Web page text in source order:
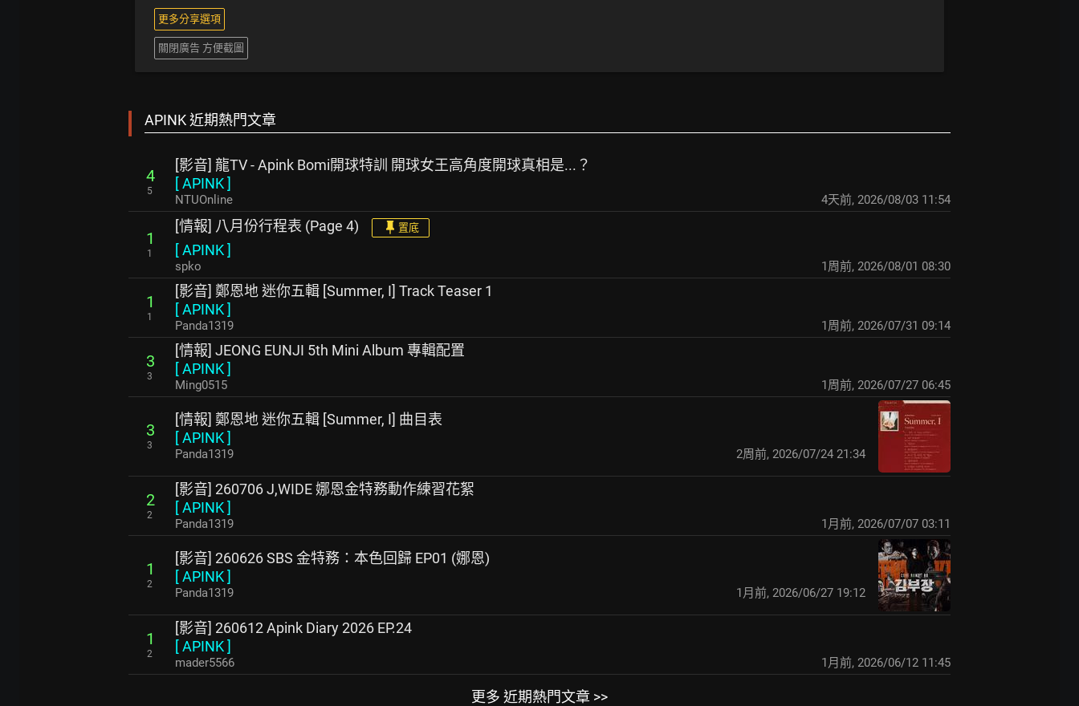
更多分享選項
關閉廣告 方便截圖
APINK 近期熱門文章
4
5
[影音] 龍TV - Apink Bomi開球特訓 開球女王高角度開球真相是...？
[APINK]
NTUOnline 4天前, 2026/08/03 11:54
1
1
[情報] 八月份行程表 (Page 4) 置底
[APINK]
spko 1周前, 2026/08/01 08:30
1
1
[影音] 鄭恩地 迷你五輯 [Summer, I] Track Teaser 1
[APINK]
Panda1319 1周前, 2026/07/31 09:14
3
3
[情報] JEONG EUNJI 5th Mini Album 專輯配置
[APINK]
Ming0515 1周前, 2026/07/27 06:45
3
3
[情報] 鄭恩地 迷你五輯 [Summer, I] 曲目表
[APINK]
Panda1319 2周前, 2026/07/24 21:34
2
2
[影音] 260706 J,WIDE 娜恩金特務動作練習花絮
[APINK]
Panda1319 1月前, 2026/07/07 03:11
1
2
[影音] 260626 SBS 金特務：本色回歸 EP01 (娜恩)
[APINK]
Panda1319 1月前, 2026/06/27 19:12
1
2
[影音] 260612 Apink Diary 2026 EP.24
[APINK]
mader5566 1月前, 2026/06/12 11:45
更多 近期熱門文章 >>